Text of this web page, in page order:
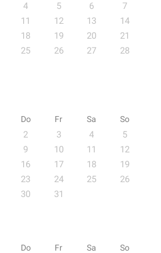
4 5 6
7
11 12 13
14
18 19 20
21
25 26 27
28
Do Fr Sa So
2 3 4
5
9 10 11
12
16 17 18
19
23 24 25
26
30 31
Do Fr Sa So